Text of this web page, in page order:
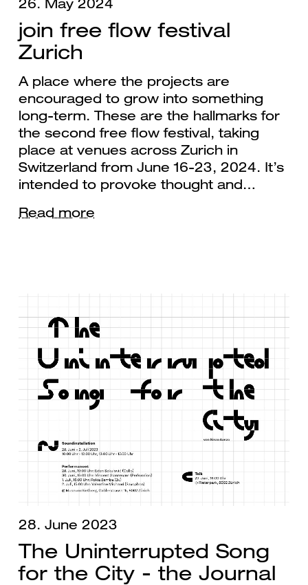
26. May 2024
join free flow festival
Zurich
A place where the projects are
encouraged to grow into something
long-term. These are the hallmarks for
the second free flow festival, taking
place at venues across Zurich in
Switzerland from June 16-23, 2024. It’s
intended to provoke thought and…
Read more
28. June 2023
The Uninterrupted Song
for the City - the Journal